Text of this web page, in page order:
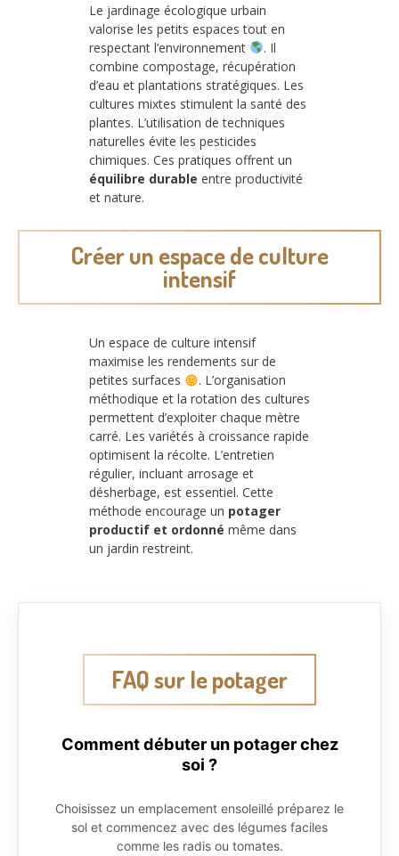
Le jardinage écologique urbain
valorise les petits espaces tout en
respectant l’environnement
. Il
combine compostage, récupération
d’eau et plantations stratégiques. Les
cultures mixtes stimulent la santé des
plantes. L’utilisation de techniques
naturelles évite les pesticides
chimiques. Ces pratiques offrent un
équilibre durable entre productivité
et nature.
Créer un espace de culture
intensif
Un espace de culture intensif
maximise les rendements sur de
petites surfaces
. L’organisation
méthodique et la rotation des cultures
permettent d’exploiter chaque mètre
carré. Les variétés à croissance rapide
optimisent la récolte. L’entretien
régulier, incluant arrosage et
désherbage, est essentiel. Cette
méthode encourage un potager
productif et ordonné même dans
un jardin restreint.
FAQ sur le potager
Comment débuter un potager chez
soi ?
Choisissez un emplacement ensoleillé préparez le
sol et commencez avec des légumes faciles
comme les radis ou tomates.